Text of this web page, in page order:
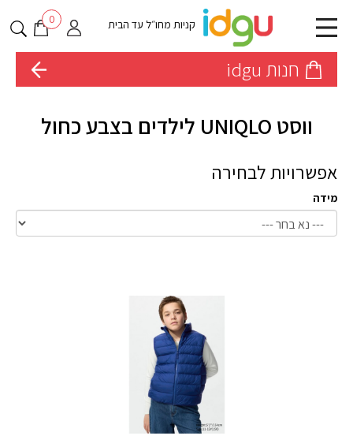
קניות מחו״ל עד הבית 0
חנות idgu
ווסט UNIQLO לילדים בצבע כחול
אפשרויות לבחירה
מידה